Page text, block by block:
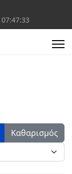
07:47:33
Καθαρισμός